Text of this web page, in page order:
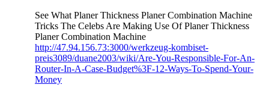
See What Planer Thickness Planer Combination Machine
Tricks The Celebs Are Making Use Of Planer Thickness
Planer Combination Machine
http://47.94.156.73:3000/werkzeug-kombiset-
preis3089/duane2003/wiki/Are-You-Responsible-For-An-
Router-In-A-Case-Budget%3F-12-Ways-To-Spend-Your-
Money